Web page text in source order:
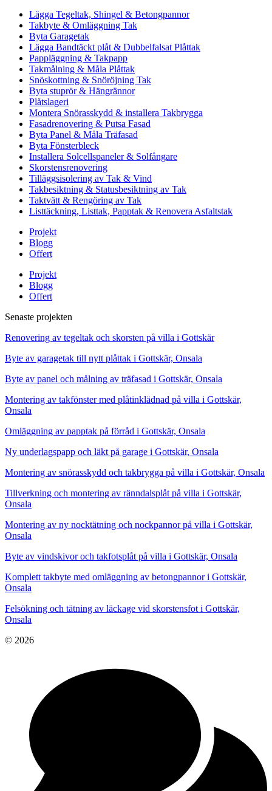
Lägga Tegeltak, Shingel & Betongpannor
Takbyte & Omläggning Tak
Byta Garagetak
Lägga Bandtäckt plåt & Dubbelfalsat Plåttak
Pappläggning & Takpapp
Takmålning & Måla Plåttak
Snöskottning & Snöröjning Tak
Byta stuprör & Hängrännor
Plåtslageri
Montera Snörasskydd & installera Takbrygga
Fasadrenovering & Putsa Fasad
Byta Panel & Måla Träfasad
Byta Fönsterbleck
Installera Solcellspaneler & Solfångare
Skorstensrenovering
Tilläggsisolering av Tak & Vind
Takbesiktning & Statusbesiktning av Tak
Taktvätt & Rengöring av Tak
Listtäckning, Listtak, Papptak & Renovera Asfaltstak
Projekt
Blogg
Offert
Projekt
Blogg
Offert
Senaste projekten
Renovering av tegeltak och skorsten på villa i Gottskär
Byte av garagetak till nytt plåttak i Gottskär, Onsala
Byte av panel och målning av träfasad i Gottskär, Onsala
Montering av takfönster med plåtinklädnad på villa i Gottskär,
Onsala
Omläggning av papptak på förråd i Gottskär, Onsala
Ny underlagspapp och läkt på garage i Gottskär, Onsala
Montering av snörasskydd och takbrygga på villa i Gottskär, Onsala
Tillverkning och montering av ränndalsplåt på villa i Gottskär,
Onsala
Montering av ny nocktätning och nockpannor på villa i Gottskär,
Onsala
Byte av vindskivor och takfotsplåt på villa i Gottskär, Onsala
Komplett takbyte med omläggning av betongpannor i Gottskär,
Onsala
Felsökning och tätning av läckage vid skorstensfot i Gottskär,
Onsala
© 2026